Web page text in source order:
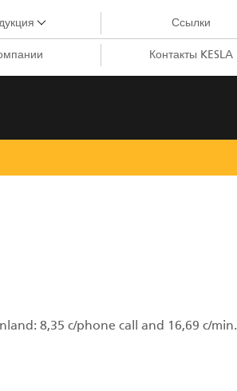
для лесозаготовки
Ссылки
Контакты KESLA
8,35 c/phone call and 16,69 c/min.